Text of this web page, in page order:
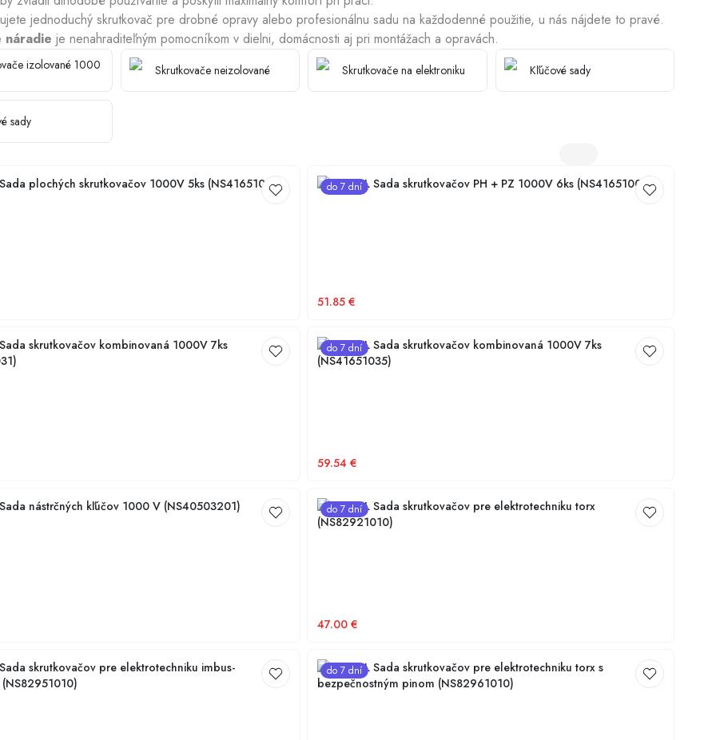
Chladiace plášte Dezinfekcia studní
jednoduchý skrutkovač pre drobné opravy alebo profesionálnu sadu na každodenné použitie, u nás nájdete to pravé.
náradie je nenahraditeľným pomocníkom v dielni, domácnosti aj pri montážach a opravách.
izolované 1000 Skrutkovače neizolované Skrutkovače na elektroniku Kľúčové sady
sady
plochých skrutkovačov 1000V 5ks (NS41651002) do 7 dní
NG TOOL Sada skrutkovačov PH + PZ 1000V 6ks (NS41651005)
51.85 €
skrutkovačov kombinovaná 1000V 7ks
do 7 dní
NG TOOL Sada skrutkovačov kombinovaná 1000V 7ks
(NS41651035)
59.54 €
nástrčných kľúčov 1000 V (NS40503201) do 7 dní
NG TOOL Sada skrutkovačov pre elektrotechniku torx
(NS82921010)
47.00 €
skrutkovačov pre elektrotechniku imbus-
do 7 dní
NG TOOL Sada skrutkovačov pre elektrotechniku torx s
bezpečnostným pinom (NS82961010)